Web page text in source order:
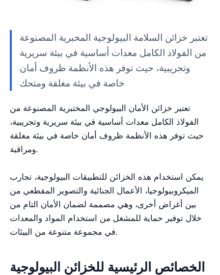
تعتبر خزائن السلامة البيولوجية المخبرية المصنوعة
من الفولاذ الكامل معدات أساسية في بيئة سريرية
وتجريبية، حيث توفر هذه الأنظمة ظروف أمان
خاصة في بيئة مغلقة ومتحك
تعتبر خزائن الأمان البيولوجي المختبرية المصنوعة من
الفولاذ الكامل معدات أساسية في بيئة سريرية وتجريبية،
حيث توفر هذه الأنظمة ظروف أمان خاصة في بيئة مغلقة
ومراقبة.
يمكن استخدام هذه الخزائن للتطبيقات البيولوجية، تجارب
الميكروبيولوجيا، الأعمال الجنائية والتصوير المقطعي من
بين أغراض أخرى، وهي مصممة لضمان الأمان التام من
خلال توفير حماية للمشغل من استخدام المواد والمعدات
في مجموعة متنوعة من البيئات.
الخصائص الرئيسية للخزائن البيولوجية